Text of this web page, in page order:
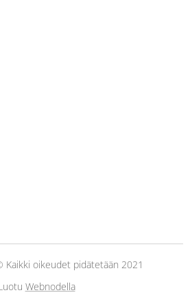
Kaikki oikeudet pidätetään 2021
Webnodella